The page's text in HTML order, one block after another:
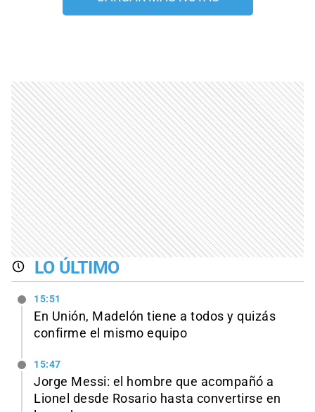
LO ÚLTIMO
15:51
En Unión, Madelón tiene a todos y quizás
confirme el mismo equipo
15:47
Jorge Messi: el hombre que acompañó a
Lionel desde Rosario hasta convertirse en